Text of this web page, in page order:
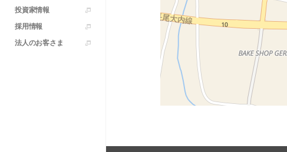
投資家情報
採用情報
法人のお客さま